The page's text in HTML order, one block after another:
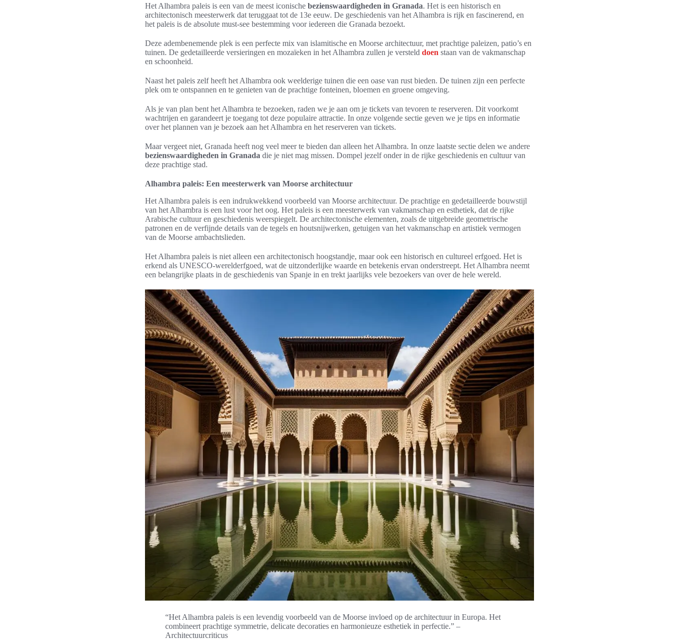
Het Alhambra paleis is een van de meest iconische bezienswaardigheden in Granada. Het is een historisch en
architectonisch meesterwerk dat teruggaat tot de 13e eeuw. De geschiedenis van het Alhambra is rijk en fascinerend, en
het paleis is de absolute must-see bestemming voor iedereen die Granada bezoekt.
Deze adembenemende plek is een perfecte mix van islamitische en Moorse architectuur, met prachtige paleizen, patio’s en
tuinen. De gedetailleerde versieringen en mozaïeken in het Alhambra zullen je versteld doen staan van de vakmanschap
en schoonheid.
Naast het paleis zelf heeft het Alhambra ook weelderige tuinen die een oase van rust bieden. De tuinen zijn een perfecte
plek om te ontspannen en te genieten van de prachtige fonteinen, bloemen en groene omgeving.
Als je van plan bent het Alhambra te bezoeken, raden we je aan om je tickets van tevoren te reserveren. Dit voorkomt
wachtrijen en garandeert je toegang tot deze populaire attractie. In onze volgende sectie geven we je tips en informatie
over het plannen van je bezoek aan het Alhambra en het reserveren van tickets.
Maar vergeet niet, Granada heeft nog veel meer te bieden dan alleen het Alhambra. In onze laatste sectie delen we andere
bezienswaardigheden in Granada die je niet mag missen. Dompel jezelf onder in de rijke geschiedenis en cultuur van
deze prachtige stad.
Alhambra paleis: Een meesterwerk van Moorse architectuur
Het Alhambra paleis is een indrukwekkend voorbeeld van Moorse architectuur. De prachtige en gedetailleerde bouwstijl
van het Alhambra is een lust voor het oog. Het paleis is een meesterwerk van vakmanschap en esthetiek, dat de rijke
Arabische cultuur en geschiedenis weerspiegelt. De architectonische elementen, zoals de uitgebreide geometrische
patronen en de verfijnde details van de tegels en houtsnijwerken, getuigen van het vakmanschap en artistiek vermogen
van de Moorse ambachtslieden.
Het Alhambra paleis is niet alleen een architectonisch hoogstandje, maar ook een historisch en cultureel erfgoed. Het is
erkend als UNESCO-werelderfgoed, wat de uitzonderlijke waarde en betekenis ervan onderstreept. Het Alhambra neemt
een belangrijke plaats in de geschiedenis van Spanje in en trekt jaarlijks vele bezoekers van over de hele wereld.
“Het Alhambra paleis is een levendig voorbeeld van de Moorse invloed op de architectuur in Europa. Het
combineert prachtige symmetrie, delicate decoraties en harmonieuze esthetiek in perfectie.” –
Architectuurcriticus